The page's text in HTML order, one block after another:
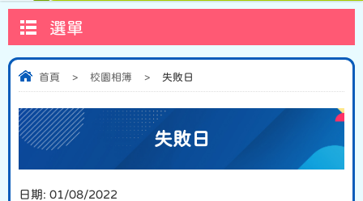
選單
首頁 > 校園相簿 > 失敗日
失敗日
日期: 01/08/2022